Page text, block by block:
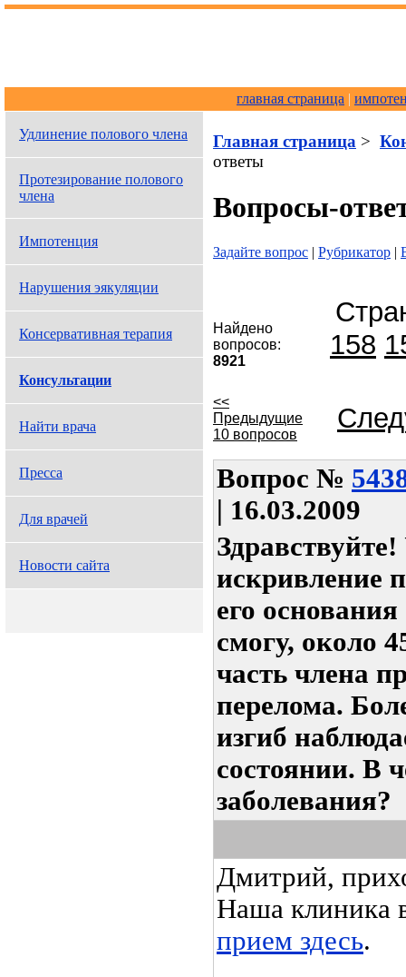
главная страница |
Удлинение полового члена
Протезирование полового
члена
Импотенция
Нарушения эякуляции
Консервативная терапия
Консультации
Найти врача
Пресса
Для врачей
Новости сайта
Главная страница >
ответы
Вопросы-
Задайте вопрос | Рубрикатор |
Найдено
вопросов:
8921
158
<<
Предыдущие
10 вопросов
Вопрос №
| 16.03.2009
искривление
его
смогу, около
часть члена
перелома.
изгиб
состоянии. В
заболевания?
Дмитрий,
Наша клиника
прием здесь.